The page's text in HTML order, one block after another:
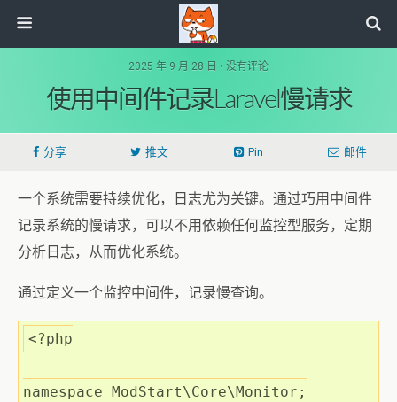
2025 年 9 月 28 日 • 没有评论
使用中间件记录Laravel慢请求
分享 推文 Pin 邮件
一个系统需要持续优化，日志尤为关键。通过巧用中间件
记录系统的慢请求，可以不用依赖任何监控型服务，定期
分析日志，从而优化系统。
通过定义一个监控中间件，记录慢查询。
<?php
namespace ModStart\Core\Monitor ;